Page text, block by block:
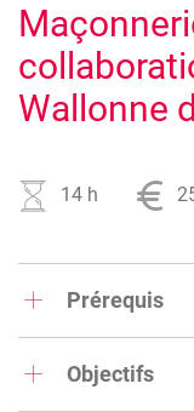
Wallonne
14 h
Prérequis
Objectifs